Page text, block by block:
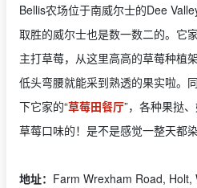
Bellis农场位于南威尔士的Dee
取胜的威尔士也是数一数二的。它
主打草莓，从这里高高的草莓种植
低头弯腰就能采到熟透的果实啦。
下它家的“草莓田餐厅”，各种果挞
草莓口味的！是不是感觉一整天都
地址： Farm Wrexham Road, Holt,